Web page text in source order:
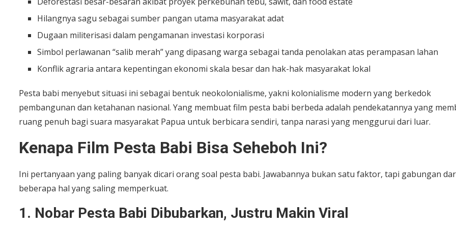
Hilangnya sagu sebagai sumber pangan utama masyarakat adat
Dugaan militerisasi dalam pengamanan investasi korporasi
Simbol perlawanan “salib merah” yang dipasang warga sebagai tanda penolakan atas perampasan lahan
Konflik agraria antara kepentingan ekonomi skala besar dan hak-hak masyarakat lokal
Pesta babi menyebut situasi ini sebagai bentuk neokolonialisme, yakni kolonialisme modern yang berkedok
pembangunan dan ketahanan nasional. Yang membuat film pesta babi berbeda adalah pendekatannya yang
ruang penuh bagi suara masyarakat Papua untuk berbicara sendiri, tanpa narasi yang menggurui dari luar.
Kenapa Film Pesta Babi Bisa Seheboh Ini?
Ini pertanyaan yang paling banyak dicari orang soal pesta babi. Jawabannya bukan satu faktor, tapi gabungan
beberapa hal yang saling memperkuat.
1. Nobar Pesta Babi Dibubarkan, Justru Makin Viral